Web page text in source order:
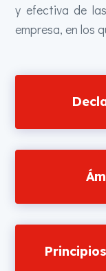
y efectiva de
empresa, en los